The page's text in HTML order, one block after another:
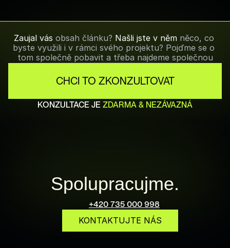
Zaujal vás obsah článku? Našli jste v něm něco, co
byste využili i v rámci svého projektu? Pojďme se o
tom společně pobavit a třeba najdeme společnou
CHCI TO ZKONZULTOVAT
KONZULTACE JE ZDARMA & NEZÁVAZNÁ
Spolupracujme.
KONTAKTUJTE NÁS
+420 735 000 998
info@pureonline.cz